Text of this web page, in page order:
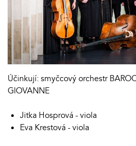
Účinkují: smyčcový orchestr
GIOVANNE
Jitka Hosprová - viola
Eva Krestová - viola